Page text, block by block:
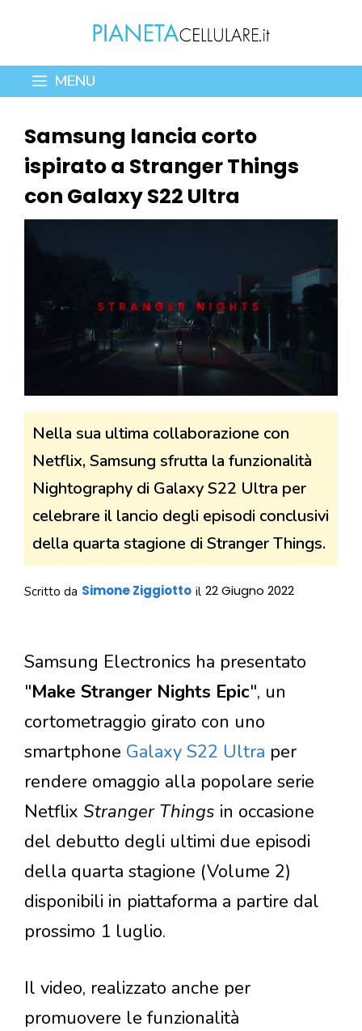
contenuto
MENU
Samsung lancia corto
ispirato a Stranger Things
con Galaxy S22 Ultra
Nella sua ultima collaborazione con
Netflix, Samsung sfrutta la funzionalità
Nightography di Galaxy S22 Ultra per
celebrare il lancio degli episodi conclusivi
della quarta stagione di Stranger Things.
Scritto da Simone Ziggiotto il 22 Giugno 2022
Samsung Electronics ha presentato
"Make Stranger Nights Epic", un
cortometraggio girato con uno
smartphone Galaxy S22 Ultra per
rendere omaggio alla popolare serie
Netflix Stranger Things in occasione
del debutto degli ultimi due episodi
della quarta stagione (Volume 2)
disponibili in piattaforma a partire dal
prossimo 1 luglio.
Il video, realizzato anche per
promuovere le funzionalità